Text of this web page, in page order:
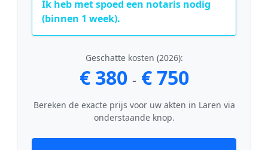
Ik heb met spoed een notaris nodig
(binnen 1 week).
Geschatte kosten (2026):
€ 380 - € 750
Bereken de exacte prijs voor uw akten in Laren via
onderstaande knop.